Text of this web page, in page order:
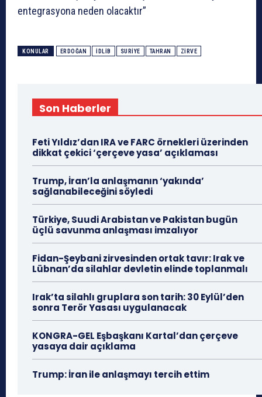
entegrasyona neden olacaktır”
KONULAR ERDOĞAN İDLIB SURIYE TAHRAN ZIRVE
Son Haberler
Feti Yıldız’dan IRA ve FARC örnekleri üzerinden
dikkat çekici ‘çerçeve yasa’ açıklaması
Trump, İran’la anlaşmanın ‘yakında’
sağlanabileceğini söyledi
Türkiye, Suudi Arabistan ve Pakistan bugün
üçlü savunma anlaşması imzalıyor
Fidan-Şeybani zirvesinden ortak tavır: Irak ve
Lübnan’da silahlar devletin elinde toplanmalı
Irak’ta silahlı gruplara son tarih: 30 Eylül’den
sonra Terör Yasası uygulanacak
KONGRA-GEL Eşbaşkanı Kartal’dan çerçeve
yasaya dair açıklama
Trump: İran ile anlaşmayı tercih ettim